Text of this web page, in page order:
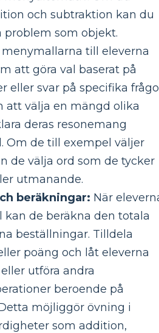
och subtraktion kan du
som objekt.
till eleverna
att göra val baserat på
eller svar på specifika
att välja en mängd olika
deras resonemang
Om de till exempel väljer
de välja ord som de tycker
utmanande.
beräkningar: När
kan de beräkna den totala
beställningar. Tilldela
poäng och låt eleverna
utföra andra
beroende på
möjliggör övning i
som addition,